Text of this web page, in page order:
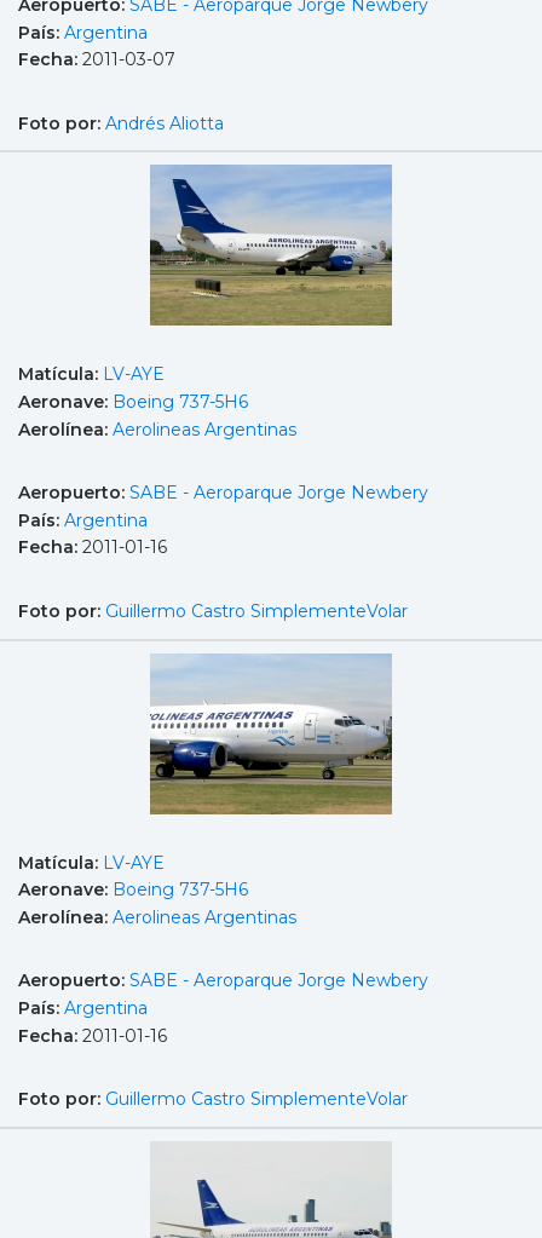
Aeropuerto: SABE - Aeroparque Jorge Newbery
País: Argentina
Fecha: 2011-03-07
Foto por: Andrés Aliotta
Matícula: LV-AYE
Aeronave: Boeing 737-5H6
Aerolínea: Aerolineas Argentinas
Aeropuerto: SABE - Aeroparque Jorge Newbery
País: Argentina
Fecha: 2011-01-16
Foto por: Guillermo Castro SimplementeVolar
Matícula: LV-AYE
Aeronave: Boeing 737-5H6
Aerolínea: Aerolineas Argentinas
Aeropuerto: SABE - Aeroparque Jorge Newbery
País: Argentina
Fecha: 2011-01-16
Foto por: Guillermo Castro SimplementeVolar